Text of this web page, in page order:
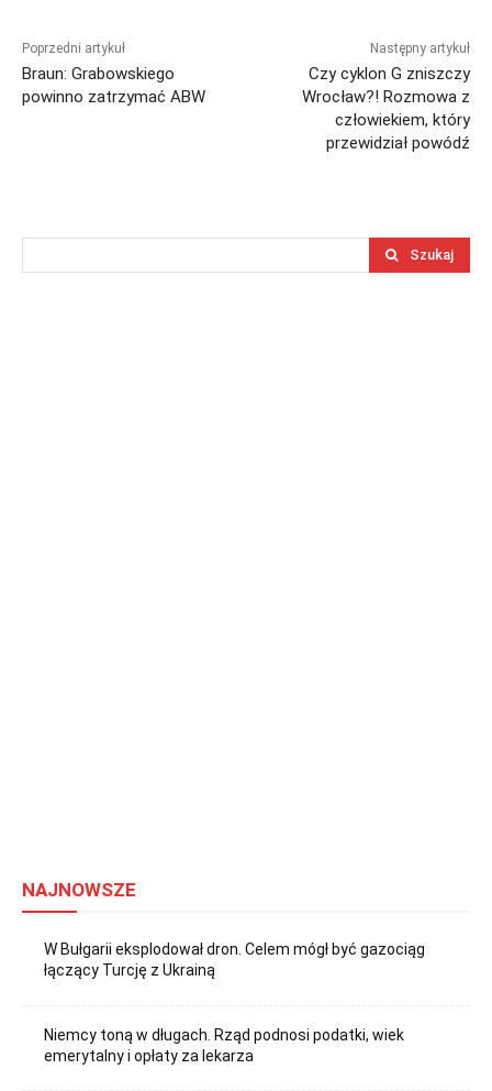
Poprzedni artykuł
Braun: Grabowskiego
powinno zatrzymać ABW
Następny artykuł
Czy cyklon G zniszczy
Wrocław?! Rozmowa z
człowiekiem, który
przewidział powódź
Szukaj
NAJNOWSZE
W Bułgarii eksplodował dron. Celem mógł być gazociąg
łączący Turcję z Ukrainą
Niemcy toną w długach. Rząd podnosi podatki, wiek
emerytalny i opłaty za lekarza